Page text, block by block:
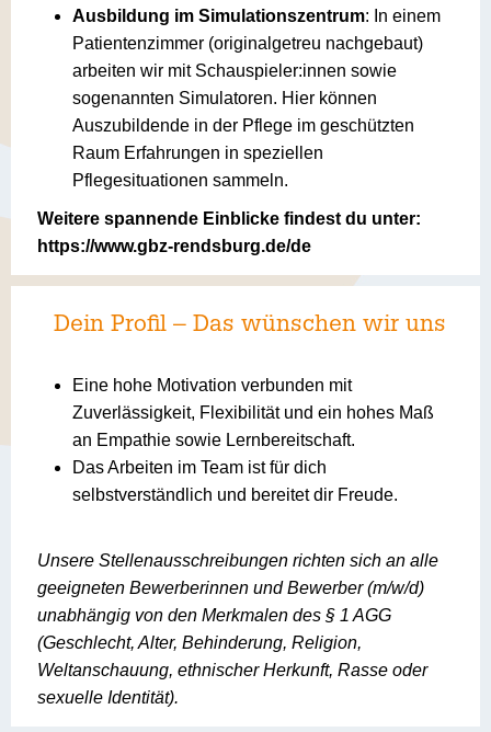
Ausbildung im Simulationszentrum: In einem
Patientenzimmer (originalgetreu nachgebaut)
arbeiten wir mit Schauspieler:innen sowie
sogenannten Simulatoren. Hier können
Auszubildende in der Pflege im geschützten
Raum Erfahrungen in speziellen
Pflegesituationen sammeln.
Weitere spannende Einblicke findest du unter:
https://www.gbz-rendsburg.de/de
Dein Profil – Das wünschen wir uns
Eine hohe Motivation verbunden mit
Zuverlässigkeit, Flexibilität und ein hohes Maß
an Empathie sowie Lernbereitschaft.
Das Arbeiten im Team ist für dich
selbstverständlich und bereitet dir Freude.
Unsere Stellenausschreibungen richten sich an alle
geeigneten Bewerberinnen und Bewerber (m/w/d)
unabhängig von den Merkmalen des § 1 AGG
(Geschlecht, Alter, Behinderung, Religion,
Weltanschauung, ethnischer Herkunft, Rasse oder
sexuelle Identität).